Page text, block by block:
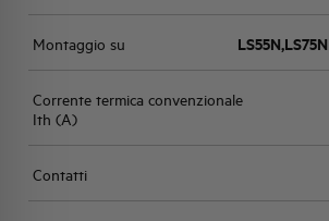
Montaggio su
Corrente termica convenzionale
Ith (A)
Contatti